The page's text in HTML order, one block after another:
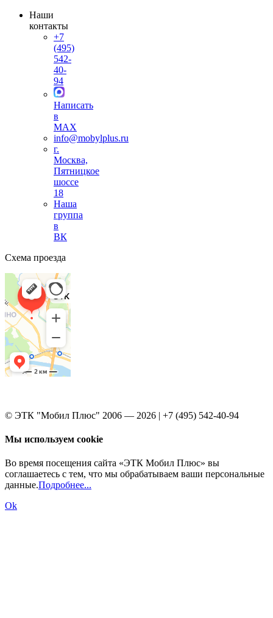
Наши
контакты
+7
(495)
542-
40-
94
Написать
в
MAX
info@mobylplus.ru
г.
Москва,
Пятницкое
шоссе
18
Наша
группа
в
ВК
Схема проезда
© ЭТК "Мобил Плюс" 2006 — 2026 | +7 (495) 542-40-94
Мы используем cookie
Во время посещения сайта «ЭТК Мобил Плюс» вы
соглашаетесь с тем, что мы обрабатываем ваши персональные
данные.Подробнее...
Ok